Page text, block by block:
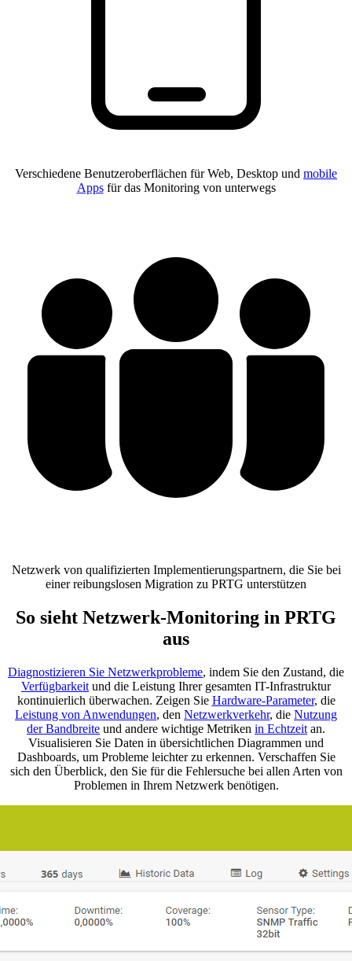
Verschiedene Benutzeroberflächen für Web, Desktop und mobile
Appsfür das Monitoring von unterwegs
Netzwerk von qualifizierten Implementierungspartnern, die Sie bei
einer reibungslosen Migration zu PRTG unterstützen
So sieht Netzwerk-Monitoring in PRTG
aus
Diagnostizieren Sie Netzwerkprobleme, indem Sie den Zustand, die
Verfügbarkeit und die Leistung Ihrer gesamten IT-Infrastruktur
kontinuierlich überwachen. Zeigen Sie Hardware-Parameter, die
Leistung von Anwendungen, den Netzwerkverkehr, die Nutzung
der Bandbreite und andere wichtige Metriken in Echtzeit an.
Visualisieren Sie Daten in übersichtlichen Diagrammen und
Dashboards, um Probleme leichter zu erkennen. Verschaffen Sie
sich den Überblick, den Sie für die Fehlersuche bei allen Arten von
Problemen in Ihrem Netzwerk benötigen.